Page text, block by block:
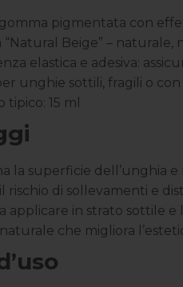
gomma pigmentata con
“Natural Beige” –
elastica e adesiva:
unghie sottili, fragili o
tipico: 15 ml
la superficie dell’unghia e
rischio di sollevamenti e
applicare in strato sottile e
che migliora